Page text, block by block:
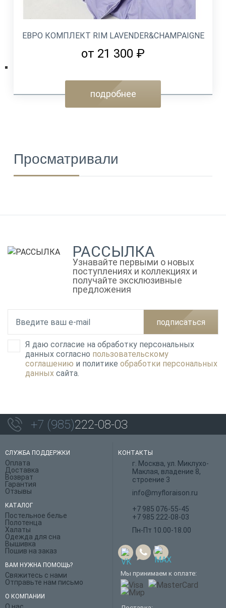
ЕВРО КОМПЛЕКТ RIM LAVENDER&CHAMPAIGNE
от 21 300 ₽
подробнее
Просматривали
РАССЫЛКА
Узнавайте первыми о новых
поступлениях и коллекциях и
получайте эксклюзивные
предложения
подписаться
Я даю согласие на обработку персональных
данных согласно пользовательскому
соглашению и политике обработки персональных
данных сайта.
+7 (985)222-08-03
СЛУЖБА ПОДДЕРЖКИ
Оплата
Доставка
Возврат
Гарантия
Отзывы
КАТАЛОГ
Постельное белье
Полотенца
Халаты
Одежда для сна
Вышивка
Пошив на заказ
ВАМ НУЖНА ПОМОЩЬ?
Свяжитесь с нами
Отправьте нам письмо
О КОМПАНИИ
КОНТАКТЫ
г. Москва, ул. Миклухо-
Маклая, владение 8,
строение 3
info@myfloraison.ru
+7 985 076-55-45
+7 985 222-08-03
Пн-Пт 10.00-18.00
Мы принимаем к оплате: